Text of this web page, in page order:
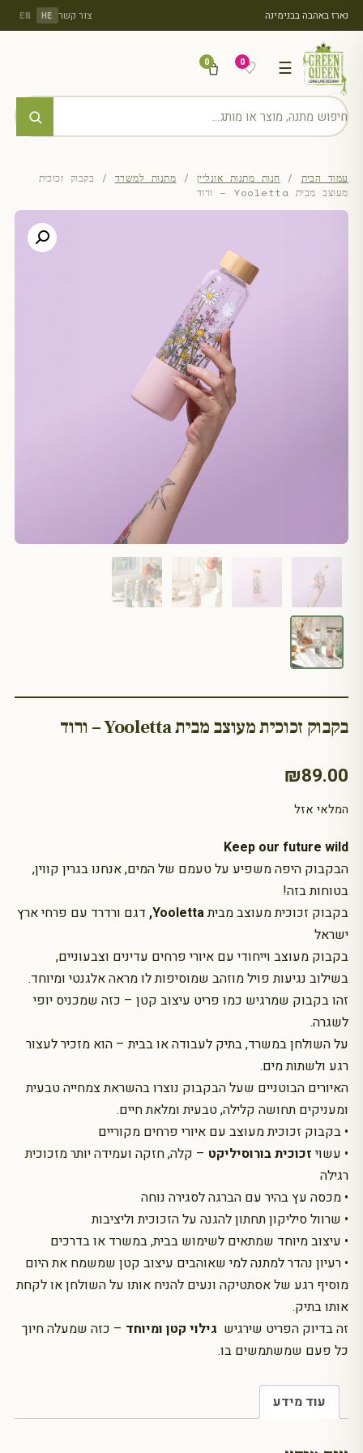
נארז באהבה בבנימינה צור קשר HE
EN
☰
♡
0
0
עמוד הבית / חנות מתנות אונליין / מתנות למשרד / בקבוק זכוכית
מעוצב מבית Yooletta – ורוד
בקבוק זכוכית מעוצב מבית Yooletta – ורוד
₪89.00
Keep our future wild
הבקבוק היפה משפיע על טעמם של המים, אנחנו בגרין קווין,
בטוחות בזה!
בקבוק זכוכית מעוצב מביתYooletta, דגם ורדרד עם פרחי ארץ
ישראל
בקבוק מעוצב וייחודי עם איורי פרחים עדינים וצבעוניים,
בשילוב נגיעות פויל מוזהב שמוסיפות לו מראה אלגנטי ומיוחד.
זהו בקבוק שמרגיש כמו פריט עיצוב קטן – כזה שמכניס יופי
לשגרה.
על השולחן במשרד, בתיק לעבודה או בבית – הוא מזכיר לעצור
רגע ולשתות מים.
האיורים הבוטניים שעל הבקבוק נוצרו בהשראת צמחייה טבעית
ומעניקים תחושה קלילה, טבעית ומלאת חיים.
• בקבוק זכוכית מעוצב עם איורי פרחים מקוריים
• עשוי זכוכית בורוסיליקט – קלה, חזקה ועמידה יותר מזכוכית
רגילה
• מכסה עץ בהיר עם הברגה לסגירה נוחה
• שרוול סיליקון תחתון להגנה על הזכוכית וליציבות
• עיצוב מיוחד שמתאים לשימוש בבית, במשרד או בדרכים
• רעיון נהדר למתנה למי שאוהבים עיצוב קטן שמשמח את היום
מוסיף רגע של אסתטיקה ונעים להניח אותו על השולחן או לקחת
אותו בתיק.
זה בדיוק הפריט שירגיש גילוי קטן ומיוחד – כזה שמעלה חיוך
כל פעם שמשתמשים בו.
המלאי אזל
עוד מידע